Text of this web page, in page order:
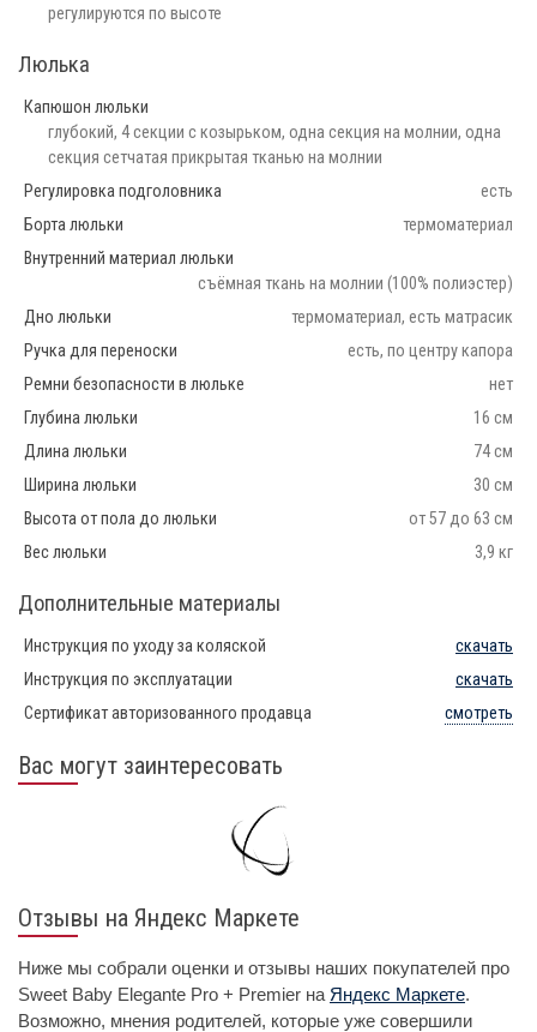
регулируются по высоте
Люлька
Капюшон люльки
глубокий, 4 секции с козырьком, одна секция на молнии, одна
секция сетчатая прикрытая тканью на молнии
Регулировка подголовника
есть
Борта люльки
термоматериал
Внутренний материал люльки
съёмная ткань на молнии (100% полиэстер)
Дно люльки
термоматериал, есть матрасик
Ручка для переноски
есть, по центру капора
Ремни безопасности в люльке
нет
Глубина люльки
16 см
Длина люльки
74 см
Ширина люльки
30 см
Высота от пола до люльки
от 57 до 63 см
Вес люльки
3,9 кг
Дополнительные материалы
Инструкция по уходу за коляской
скачать
Инструкция по эксплуатации
скачать
Сертификат авторизованного продавца
смотреть
Вас могут заинтересовать
Отзывы на Яндекс Маркете
Ниже мы собрали оценки и отзывы наших покупателей про
Sweet Baby Elegante Pro + Premier на Яндекс Маркете.
Возможно, мнения родителей, которые уже совершили